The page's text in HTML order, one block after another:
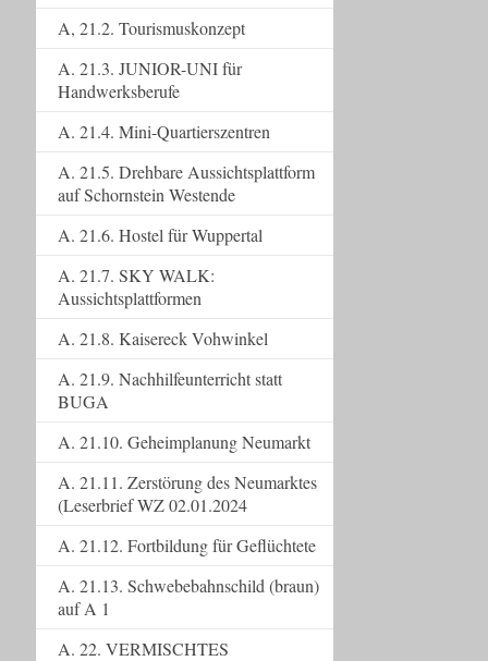
A, 21.2. Tourismuskonzept
A. 21.3. JUNIOR-UNI für
Handwerksberufe
A. 21.4. Mini-Quartierszentren
A. 21.5. Drehbare Aussichtsplattform
auf Schornstein Westende
A. 21.6. Hostel für Wuppertal
A. 21.7. SKY WALK:
Aussichtsplattformen
A. 21.8. Kaisereck Vohwinkel
A. 21.9. Nachhilfeunterricht statt
BUGA
A. 21.10. Geheimplanung Neumarkt
A. 21.11. Zerstörung des Neumarktes
(Leserbrief WZ 02.01.2024
A. 21.12. Fortbildung für Geflüchtete
A. 21.13. Schwebebahnschild (braun)
auf A 1
A. 22. VERMISCHTES